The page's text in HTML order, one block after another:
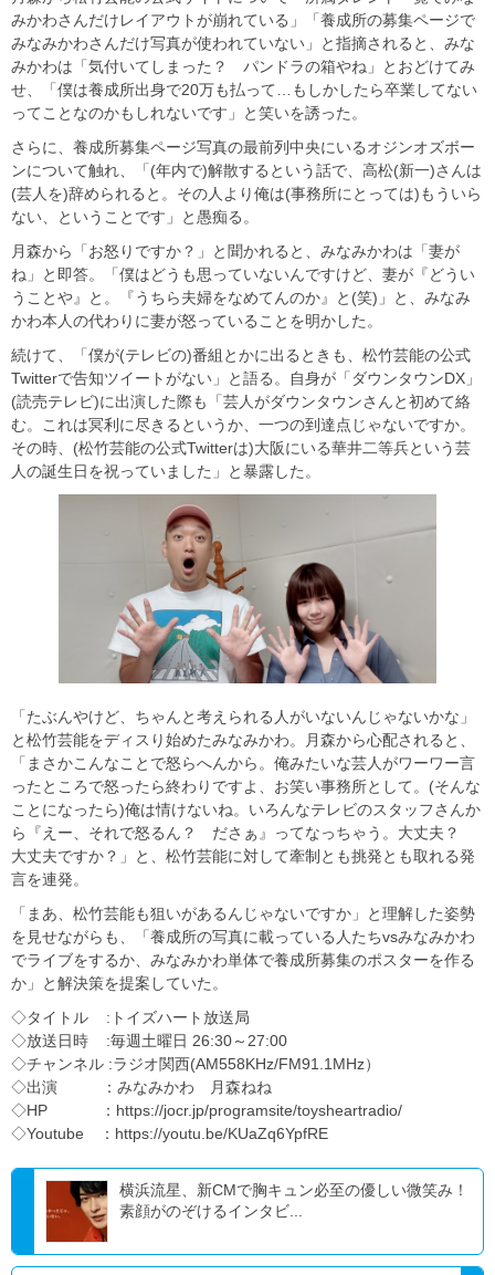
みかわさんだけレイアウトが崩れている」「養成所の募集ページで
みなみかわさんだけ写真が使われていない」と指摘されると、みな
みかわは「気付いてしまった？ パンドラの箱やね」とおどけてみ
せ、「僕は養成所出身で20万も払って…もしかしたら卒業してない
ってことなのかもしれないです」と笑いを誘った。
さらに、養成所募集ページ写真の最前列中央にいるオジンオズボー
ンについて触れ、「(年内で)解散するという話で、高松(新一)さんは
(芸人を)辞められると。その人より俺は(事務所にとっては)もういら
ない、ということです」と愚痴る。
月森から「お怒りですか？」と聞かれると、みなみかわは「妻が
ね」と即答。「僕はどうも思っていないんですけど、妻が『どうい
うことや』と。『うちら夫婦をなめてんのか』と(笑)」と、みなみ
かわ本人の代わりに妻が怒っていることを明かした。
続けて、「僕が(テレビの)番組とかに出るときも、松竹芸能の公式
Twitterで告知ツイートがない」と語る。自身が「ダウンタウンDX」
(読売テレビ)に出演した際も「芸人がダウンタウンさんと初めて絡
む。これは冥利に尽きるというか、一つの到達点じゃないですか。
その時、(松竹芸能の公式Twitterは)大阪にいる華井二等兵という芸
人の誕生日を祝っていました」と暴露した。
「たぶんやけど、ちゃんと考えられる人がいないんじゃないかな」
と松竹芸能をディスり始めたみなみかわ。月森から心配されると、
「まさかこんなことで怒らへんから。俺みたいな芸人がワーワー言
ったところで怒ったら終わりですよ、お笑い事務所として。(そんな
ことになったら)俺は情けないね。いろんなテレビのスタッフさんか
ら『えー、それで怒るん？ ださぁ』ってなっちゃう。大丈夫？
大丈夫ですか？」と、松竹芸能に対して牽制とも挑発とも取れる発
言を連発。
「まあ、松竹芸能も狙いがあるんじゃないですか」と理解した姿勢
を見せながらも、「養成所の写真に載っている人たちvsみなみかわ
でライブをするか、みなみかわ単体で養成所募集のポスターを作る
か」と解決策を提案していた。
◇タイトル :トイズハート放送局
◇放送日時 :毎週土曜日 26:30～27:00
◇チャンネル :ラジオ関西(AM558KHz/FM91.1MHz）
◇出演 ：みなみかわ 月森ねね
◇HP ：https://jocr.jp/programsite/toysheartradio/
◇Youtube ：https://youtu.be/KUaZq6YpfRE
横浜流星、新CMで胸キュン必至の優しい微笑み！
素顔がのぞけるインタビ...